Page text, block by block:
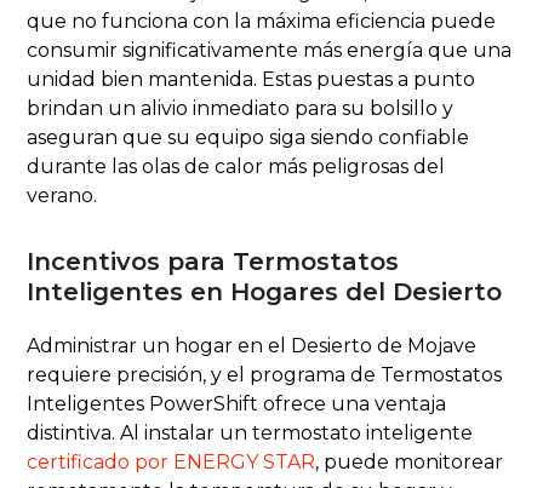
que no funciona con la máxima eficiencia puede
consumir significativamente más energía que una
unidad bien mantenida. Estas puestas a punto
brindan un alivio inmediato para su bolsillo y
aseguran que su equipo siga siendo confiable
durante las olas de calor más peligrosas del
verano.
Incentivos para Termostatos
Inteligentes en Hogares del Desierto
Administrar un hogar en el Desierto de Mojave
requiere precisión, y el programa de Termostatos
Inteligentes PowerShift ofrece una ventaja
distintiva. Al instalar un termostato inteligente
certificado por ENERGY STAR, puede monitorear